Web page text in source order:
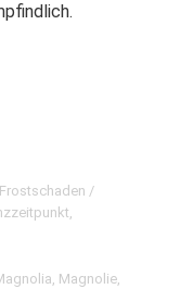
Frostschaden /
,
, Magnolie,